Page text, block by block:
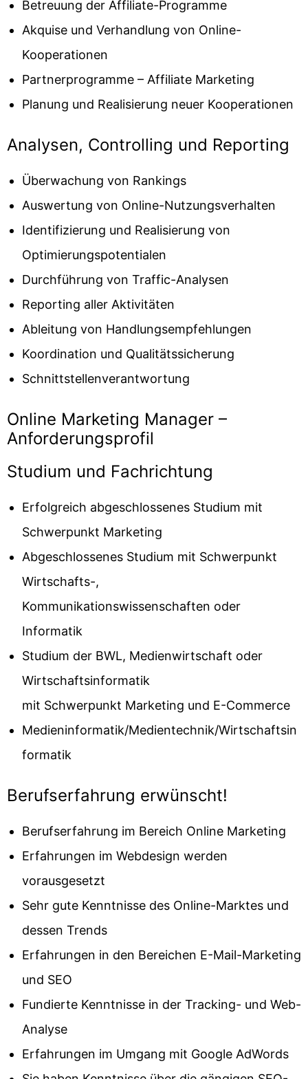
Betreuung der Affiliate-Programme
Akquise und Verhandlung von Online-
Kooperationen
Partnerprogramme – Affiliate Marketing
Planung und Realisierung neuer Kooperationen
Analysen, Controlling und Reporting
Überwachung von Rankings
Auswertung von Online-Nutzungsverhalten
Identifizierung und Realisierung von
Optimierungspotentialen
Durchführung von Traffic-Analysen
Reporting aller Aktivitäten
Ableitung von Handlungsempfehlungen
Koordination und Qualitätssicherung
Schnittstellenverantwortung
Online Marketing Manager –
Anforderungsprofil
Studium und Fachrichtung
Erfolgreich abgeschlossenes Studium mit
Schwerpunkt Marketing
Abgeschlossenes Studium mit Schwerpunkt
Wirtschafts-,
Kommunikationswissenschaften oder
Informatik
Studium der BWL, Medienwirtschaft oder
Wirtschaftsinformatik
mit Schwerpunkt Marketing und E-Commerce
Medieninformatik/Medientechnik/Wirtschaftsin
formatik
Berufserfahrung erwünscht!
Berufserfahrung im Bereich Online Marketing
Erfahrungen im Webdesign werden
vorausgesetzt
Sehr gute Kenntnisse des Online-Marktes und
dessen Trends
Erfahrungen in den Bereichen E-Mail-Marketing
und SEO
Fundierte Kenntnisse in der Tracking- und Web-
Analyse
Erfahrungen im Umgang mit Google AdWords